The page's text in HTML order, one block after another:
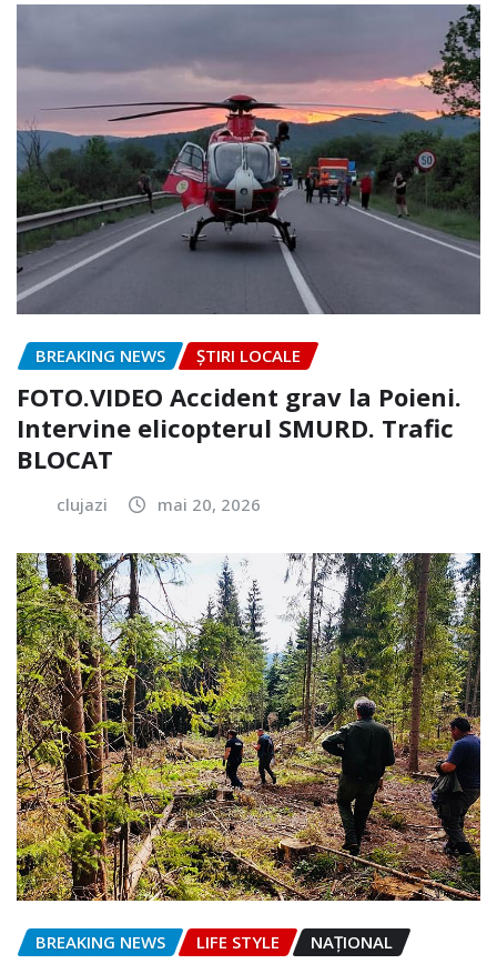
BREAKING NEWS ȘTIRI LOCALE
FOTO.VIDEO Accident grav la Poieni.
Intervine elicopterul SMURD. Trafic
BLOCAT
clujazi mai 20, 2026
BREAKING NEWS LIFE STYLE NAŢIONAL